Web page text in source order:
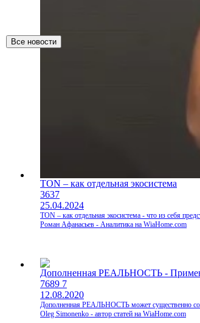
TON – как отдельная экосистема
3637
25.04.2024
TON – как отдельная экосистема - что из себя
Роман Афанасьев - Аналитика на WiaHome.com
Дополненная РЕАЛЬНОСТЬ -
7689 7
12.08.2020
Дополненная РЕАЛЬНОСТЬ может существенно
Oleg Simonenko - автор статей на WiaHome.com